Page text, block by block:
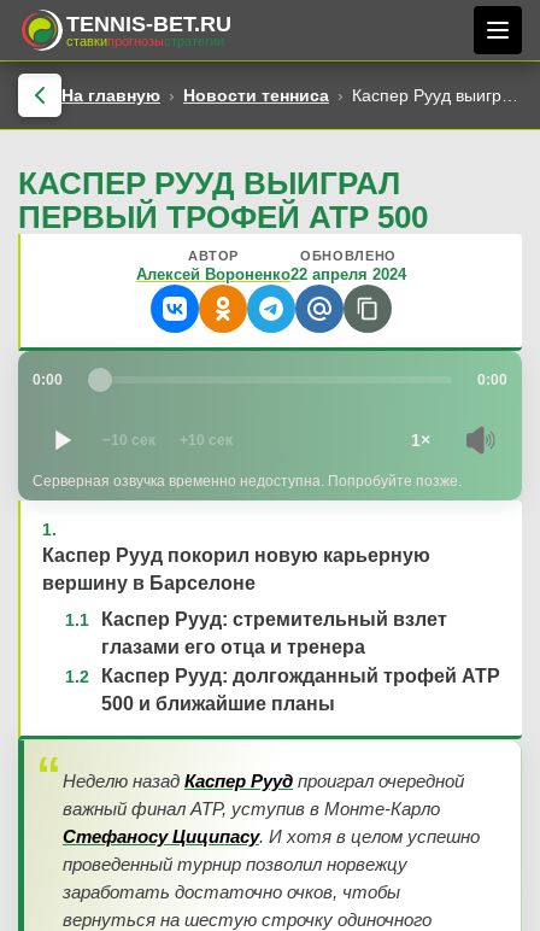
TENNIS-BET.RU
ставкипрогнозыстратегии
На главную Новости тенниса Каспер Рууд выиграл первый трофей ATP 500
КАСПЕР РУУД ВЫИГРАЛ
ПЕРВЫЙ ТРОФЕЙ ATP 500
АВТОР
Алексей Вороненко
ОБНОВЛЕНО
22 апреля 2024
0:00 0:00
−10 сек +10 сек 1×
Серверная озвучка временно недоступна. Попробуйте позже.
Каспер Рууд покорил новую карьерную
вершину в Барселоне
Каспер Рууд: стремительный взлет
глазами его отца и тренера
Каспер Рууд: долгожданный трофей ATP
500 и ближайшие планы
Неделю назад Каспер Рууд проиграл очередной
важный финал ATP, уступив в Монте-Карло
Стефаносу Циципасу. И хотя в целом успешно
проведенный турнир позволил норвежцу
заработать достаточно очков, чтобы
вернуться на шестую строчку одиночного